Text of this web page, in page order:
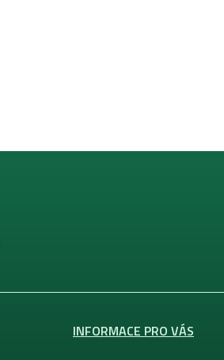
INFORMACE PRO VÁS